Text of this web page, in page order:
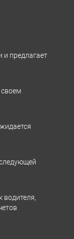
и предлагает
водителя,